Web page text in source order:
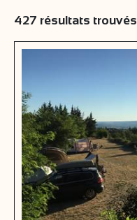
427 résultats trouvés